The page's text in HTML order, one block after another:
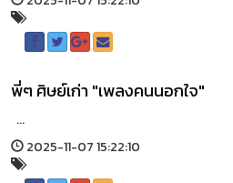
พี่ๆ ศิษย์เก่า "เพลงคนนอกใจ"
...
2025-11-07 15:22:10